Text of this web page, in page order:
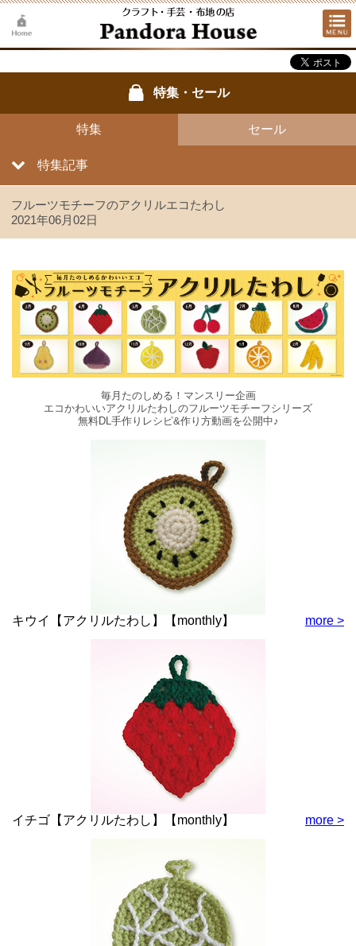
特集・セール
特集 セール
特集記事
フルーツモチーフのアクリルエコたわし
2021年06月02日
毎月たのしめる！マンスリー企画
エコかわいいアクリルたわしのフルーツモチーフシリーズ
無料DL手作りレシピ&作り方動画を公開中♪
キウイ【アクリルたわし】【monthly】 more >
イチゴ【アクリルたわし】【monthly】 more >